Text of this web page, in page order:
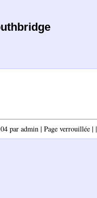
par admin | Page verrouillée | |